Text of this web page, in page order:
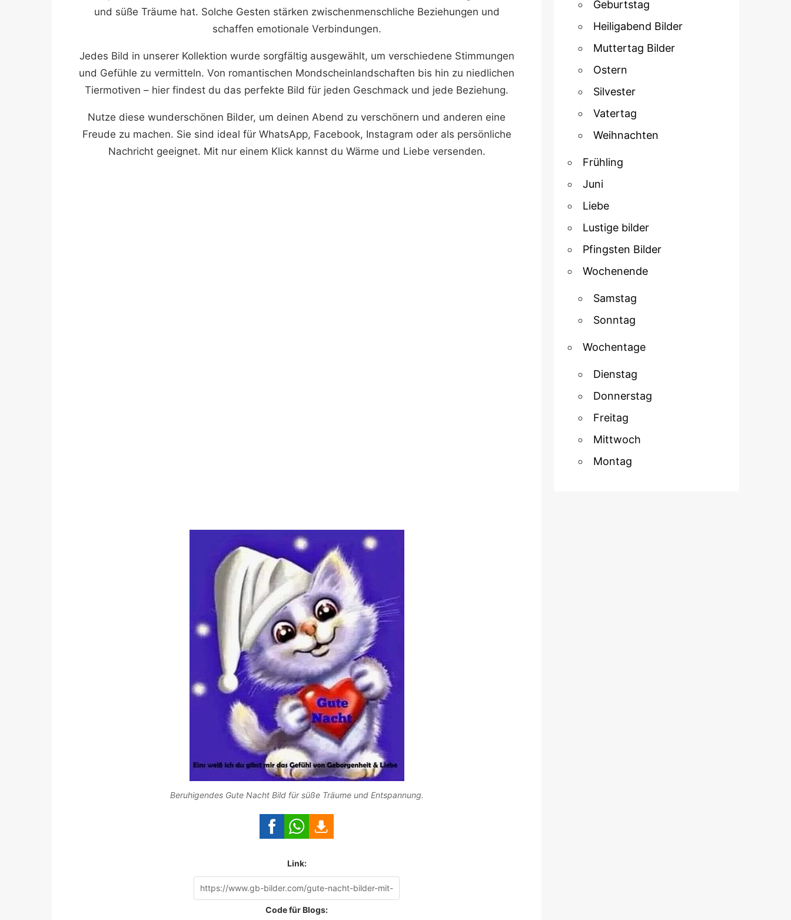
und süße Träume hat. Solche Gesten stärken zwischenmenschliche Beziehungen und
schaffen emotionale Verbindungen.
Jedes Bild in unserer Kollektion wurde sorgfältig ausgewählt, um verschiedene Stimmungen
und Gefühle zu vermitteln. Von romantischen Mondscheinlandschaften bis hin zu niedlichen
Tiermotiven – hier findest du das perfekte Bild für jeden Geschmack und jede Beziehung.
Nutze diese wunderschönen Bilder, um deinen Abend zu verschönern und anderen eine
Freude zu machen. Sie sind ideal für WhatsApp, Facebook, Instagram oder als persönliche
Nachricht geeignet. Mit nur einem Klick kannst du Wärme und Liebe versenden.
Beruhigendes Gute Nacht Bild für süße Träume und Entspannung.
Link:
Code für Blogs:
Geburtstag
Heiligabend Bilder
Muttertag Bilder
Ostern
Silvester
Vatertag
Weihnachten
Frühling
Juni
Liebe
Lustige bilder
Pfingsten Bilder
Wochenende
Samstag
Sonntag
Wochentage
Dienstag
Donnerstag
Freitag
Mittwoch
Montag